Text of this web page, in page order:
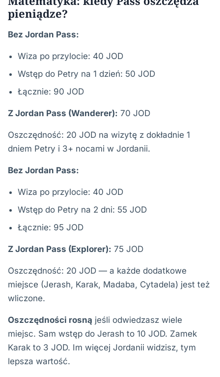
pieniądze?
Bez Jordan Pass:
Wiza po przylocie: 40 JOD
Wstęp do Petry na 1 dzień: 50 JOD
Łącznie: 90 JOD
Z Jordan Pass (Wanderer): 70 JOD
Oszczędność: 20 JOD na wizytę z dokładnie 1
dniem Petry i 3+ nocami w Jordanii.
Bez Jordan Pass:
Wiza po przylocie: 40 JOD
Wstęp do Petry na 2 dni: 55 JOD
Łącznie: 95 JOD
Z Jordan Pass (Explorer): 75 JOD
Oszczędność: 20 JOD — a każde dodatkowe
miejsce (Jerash, Karak, Madaba, Cytadela) jest też
wliczone.
Oszczędności rosną jeśli odwiedzasz wiele
miejsc. Sam wstęp do Jerash to 10 JOD. Zamek
Karak to 3 JOD. Im więcej Jordanii widzisz, tym
lepsza wartość.